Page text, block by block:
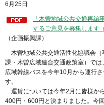
6月25日
「木曽地域公共交通再
するご意見を募集します
（企画振興課）
木曽地域公共交通活性化協議会（
課・木曽広域連合交通政策室）で
広域幹線バスを今年10月から運行
す。
運賃については今年2月に皆様か
400円・600円と決まりました。今